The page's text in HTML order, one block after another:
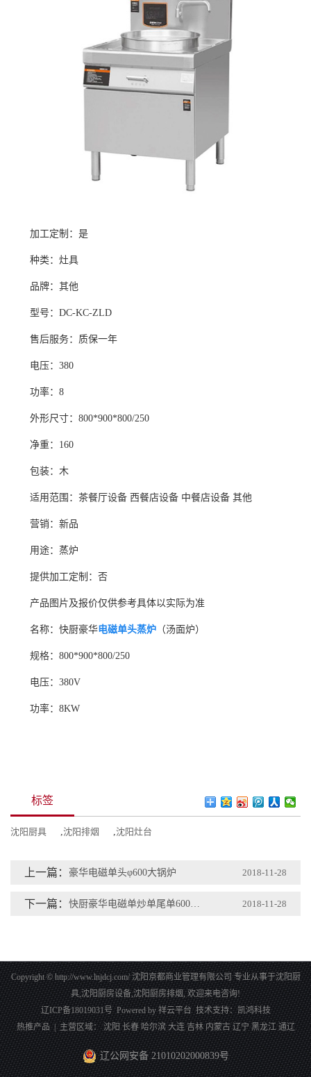
加工定制：是
种类：灶具
品牌：其他
型号：DC-KC-ZLD
售后服务：质保一年
电压：380
功率：8
外形尺寸：800*900*800/250
净重：160
包装：木
适用范围：茶餐厅设备 西餐店设备 中餐店设备 其他
营销：新品
用途：蒸炉
提供加工定制：否
产品图片及报价仅供参考具体以实际为准
名称：快厨豪华电磁单头蒸炉 （汤面炉）
规格：800*900*800/250
电压：380V
功率：8KW
标签
沈阳厨具 ,沈阳排烟 ,沈阳灶台
上一篇： 豪华电磁单头φ600大锅炉 2018-11-28
下一篇： 快厨豪华电磁单炒单尾单600大锅炉 2018-11-28
Copyright © http://www.lnjdcj.com/ 沈阳京都商业管理有限公司 专业从事于沈阳厨
具,沈阳厨房设备,沈阳厨房排烟, 欢迎来电咨询!
辽ICP备18019031号Powered by祥云平台技术支持：凯鸿科技
热推产品| 主营区域：沈阳 长春 哈尔滨 大连 吉林 内蒙古 辽宁 黑龙江 通辽
辽公网安备 21010202000839号